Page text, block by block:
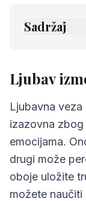
Sadržaj
Izazovi
5. Savjeti
6.
Ljubav
Ljubavna
izazovna
emocijama.
drugi može
oboje uložite
možete naučiti